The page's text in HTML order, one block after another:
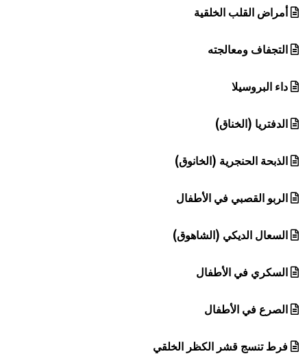
أمراض القلب الخلقية
التجفاف ومعالجته
داء البروسيلا
الدفتريا (الخناق)
الذبحة الحنجرية (الخانوق)
الربو القصبي في الأطفال
السعال الديكي (الشاهوق)
السكري في الأطفال
الصرع في الأطفال
فرط تنسج قشر الكظر الخلقي